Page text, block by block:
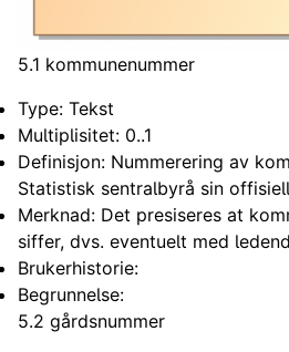
5.1 kommunenummer
Type: Tekst
Multiplisitet: 0..1
Definisjon: Nummerering av
Statistisk sentralbyrå sin
Merknad: Det presiseres at
siffer, dvs. eventuelt med
Brukerhistorie:
Begrunnelse:
5.2 gårdsnummer